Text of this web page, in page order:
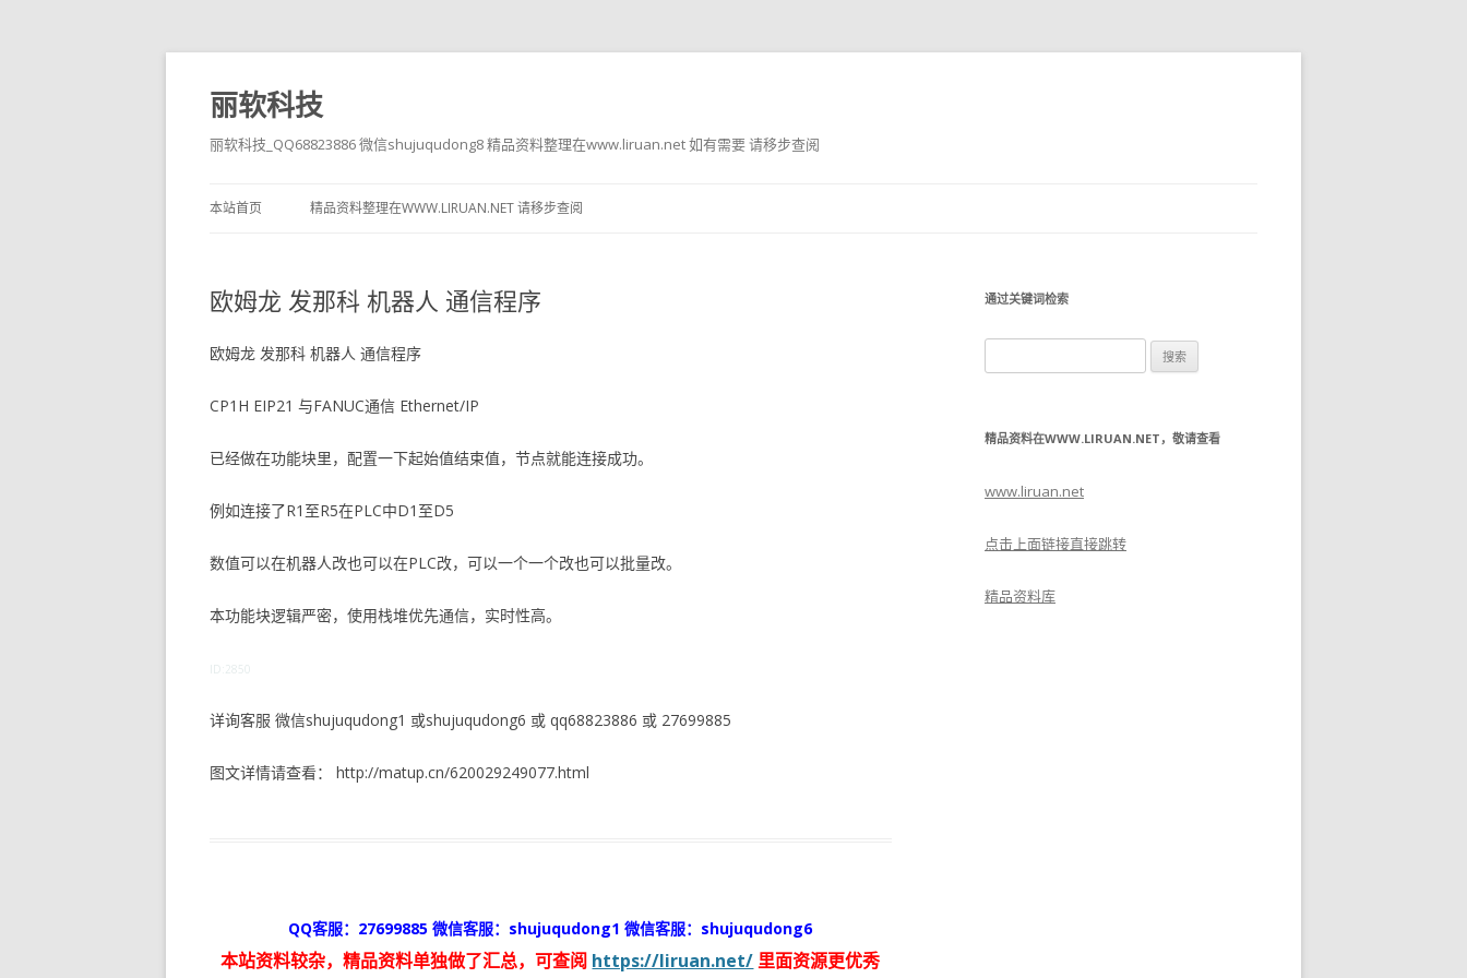
丽软科技
丽软科技_QQ68823886 微信shujuqudong8 精品资料整理在www.liruan.net 如有需要 请移步查阅
本站首页 精品资料整理在WWW.LIRUAN.NET 请移步查阅
欧姆龙 发那科 机器人 通信程序
欧姆龙 发那科 机器人 通信程序
CP1H EIP21 与FANUC通信 Ethernet/IP
已经做在功能块里，配置一下起始值结束值，节点就能连接成功。
例如连接了R1至R5在PLC中D1至D5
数值可以在机器人改也可以在PLC改，可以一个一个改也可以批量改。
本功能块逻辑严密，使用栈堆优先通信，实时性高。
ID:2850
详询客服 微信shujuqudong1 或shujuqudong6 或 qq68823886 或 27699885
图文详情请查看： http://matup.cn/620029249077.html
QQ客服：27699885 微信客服：shujuqudong1 微信客服：shujuqudong6
本站资料较杂，精品资料单独做了汇总，可查阅 https://liruan.net/ 里面资源更优秀
通过关键词检索
索：
精品资料在WWW.LIRUAN.NET，敬请查看
www.liruan.net
点击上面链接直接跳转
精品资料库